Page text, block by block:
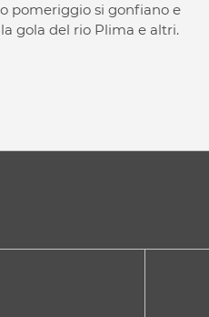
pomeriggio si gonfiano e
gola del rio Plima e altri.